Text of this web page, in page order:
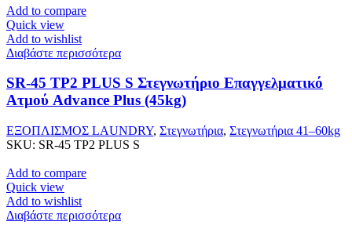
Add to compare
Quick view
Add to wishlist
Διαβάστε περισσότερα
SR-45 TP2 PLUS S Στεγνωτήριο Επαγγελματικό
Ατμού Advance Plus (45kg)
ΕΞΟΠΛΙΣΜΟΣ LAUNDRY, Στεγνωτήρια, Στεγνωτήρια 41–60kg
SKU: SR-45 TP2 PLUS S
Add to compare
Quick view
Add to wishlist
Διαβάστε περισσότερα